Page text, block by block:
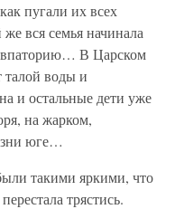
пугали их всех
вся семья начинала
В Царском
воды и
и остальные дети уже
на жарком,
юге…
такими яркими, что
трястись.